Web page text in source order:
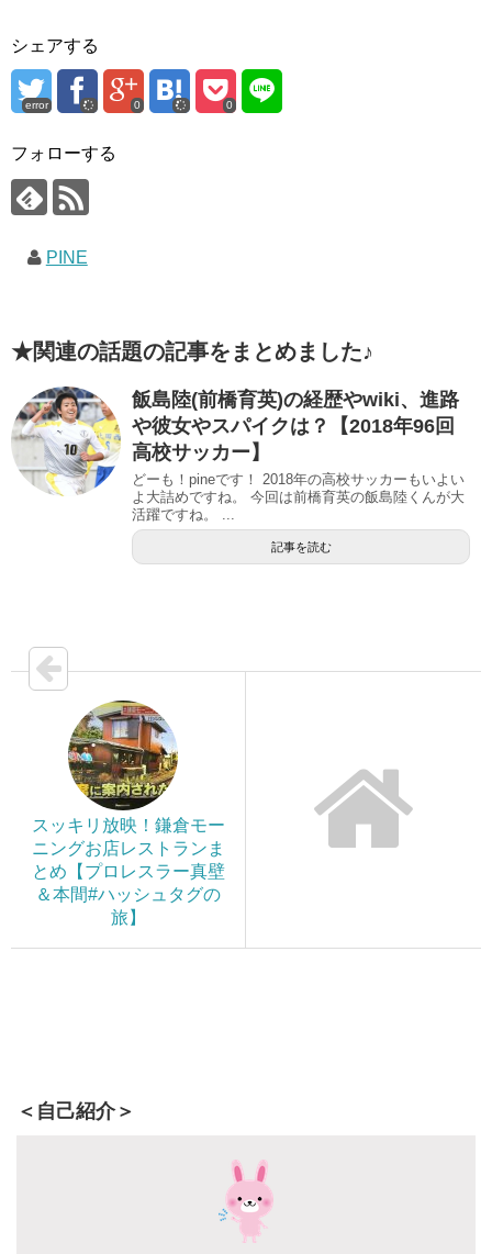
シェアする
error 0 0
フォローする
PINE
★関連の話題の記事をまとめました♪
飯島陸(前橋育英)の経歴やwiki、進路
や彼女やスパイクは？【2018年96回
高校サッカー】
どーも！pineです！ 2018年の高校サッカーもいよい
よ大詰めですね。 今回は前橋育英の飯島陸くんが大
活躍ですね。 ...
記事を読む
スッキリ放映！鎌倉モー
ニングお店レストランま
とめ【プロレスラー真壁
＆本間#ハッシュタグの
旅】
＜自己紹介＞